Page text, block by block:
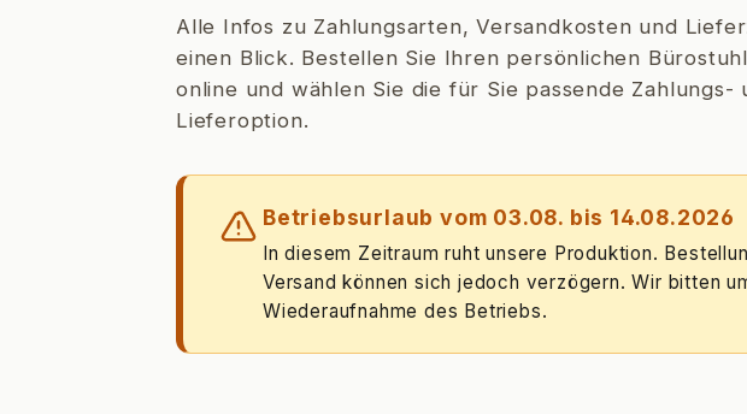
Alle Infos zu Zahlungsarten, Versandkosten und
einen Blick. Bestellen Sie Ihren persönlichen
online und wählen Sie die für Sie passende Zahlungs-
Lieferoption.
Betriebsurlaub vom 03.08. bis 14.08.2026
In diesem Zeitraum ruht unsere Produktion.
Versand können sich jedoch verzögern. Wir bitten
Wiederaufnahme des Betriebs.